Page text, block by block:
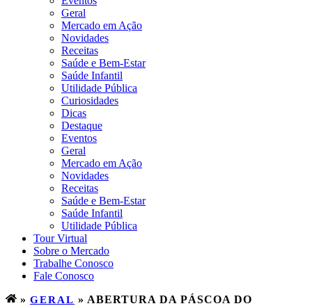
Geral
Mercado em Ação
Novidades
Receitas
Saúde e Bem-Estar
Saúde Infantil
Utilidade Pública
Curiosidades
Dicas
Destaque
Eventos
Geral
Mercado em Ação
Novidades
Receitas
Saúde e Bem-Estar
Saúde Infantil
Utilidade Pública
Tour Virtual
Sobre o Mercado
Trabalhe Conosco
Fale Conosco
» GERAL » ABERTURA DA PÁSCOA DO